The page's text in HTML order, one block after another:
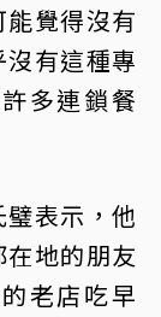
覺得沒有
有這種專
多連鎖餐
表示，他
地的朋友
老店吃早